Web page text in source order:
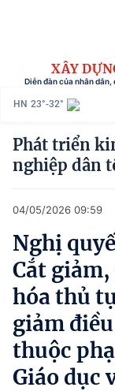
XÂY
Diễn đàn của nhân
HN 23°-32°
Danh mục
Trang chủ
Tham vấn chính
Người dân góp
Doanh nghiệp
Chính sách và
Hướng dẫn
Phát triển
nghiệp dân
04/05/2026 09:59
Nghị
Cắt
hóa thủ
giảm
thuộc
Giáo dục